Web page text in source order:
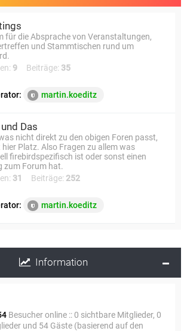
für die Absprache von Veranstaltungen,
und Stammtischen rund um
9 Beiträge: 35
martin.koeditz
Das
nicht direkt zu den obigen Foren passt,
Platz. Also Fragen zu allem was
firebirdspezifisch ist oder sonst einen
zum Forum hat.
31 Beiträge: 252
martin.koeditz
Information
Besucher online :: 0 sichtbare Mitglieder, 0
und 54 Gäste (basierend auf den